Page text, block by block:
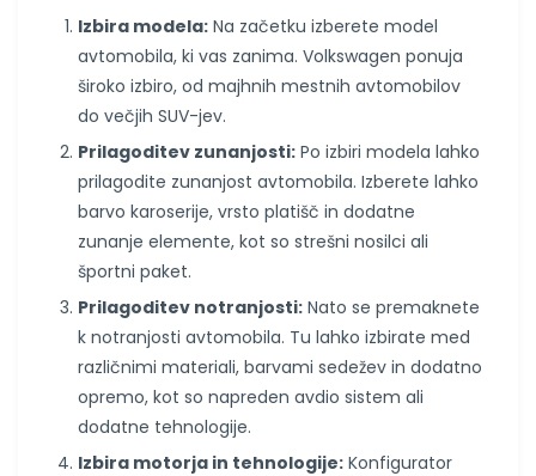
Izbira modela: Na začetku izberete model
avtomobila, ki vas zanima. Volkswagen ponuja
široko izbiro, od majhnih mestnih avtomobilov
do večjih SUV-jev.
Prilagoditev zunanjosti: Po izbiri modela lahko
prilagodite zunanjost avtomobila. Izberete lahko
barvo karoserije, vrsto platišč in dodatne
zunanje elemente, kot so strešni nosilci ali
športni paket.
Prilagoditev notranjosti: Nato se premaknete
k notranjosti avtomobila. Tu lahko izbirate med
različnimi materiali, barvami sedežev in dodatno
opremo, kot so napreden avdio sistem ali
dodatne tehnologije.
Izbira motorja in tehnologije: Konfigurator